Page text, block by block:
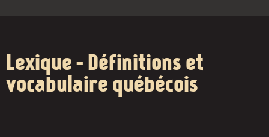
Lexique - Définitions et
vocabulaire québécois